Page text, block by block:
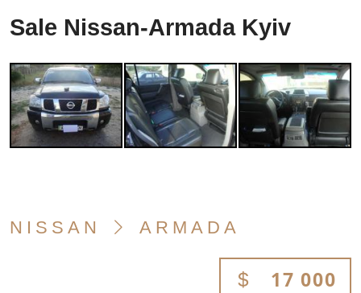
Sale Nissan-Armada Kyiv
NISSAN ARMADA
17 000